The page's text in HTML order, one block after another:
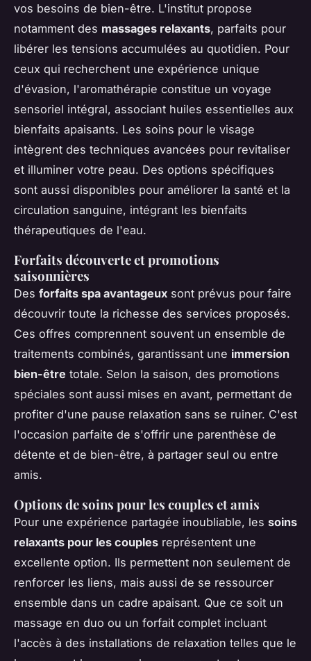
vos besoins de bien-être. L'institut propose
notamment des massages relaxants, parfaits pour
libérer les tensions accumulées au quotidien. Pour
ceux qui recherchent une expérience unique
d'évasion, l'aromathérapie constitue un voyage
sensoriel intégral, associant huiles essentielles aux
bienfaits apaisants. Les soins pour le visage
intègrent des techniques avancées pour revitaliser
et illuminer votre peau. Des options spécifiques
sont aussi disponibles pour améliorer la santé et la
circulation sanguine, intégrant les bienfaits
thérapeutiques de l'eau.
Forfaits découverte et promotions
saisonnières
Des forfaits spa avantageux sont prévus pour faire
découvrir toute la richesse des services proposés.
Ces offres comprennent souvent un ensemble de
traitements combinés, garantissant une immersion
bien-être totale. Selon la saison, des promotions
spéciales sont aussi mises en avant, permettant de
profiter d'une pause relaxation sans se ruiner. C'est
l'occasion parfaite de s'offrir une parenthèse de
détente et de bien-être, à partager seul ou entre
amis.
Options de soins pour les couples et amis
Pour une expérience partagée inoubliable, les soins
relaxants pour les couples représentent une
excellente option. Ils permettent non seulement de
renforcer les liens, mais aussi de se ressourcer
ensemble dans un cadre apaisant. Que ce soit un
massage en duo ou un forfait complet incluant
l'accès à des installations de relaxation telles que le